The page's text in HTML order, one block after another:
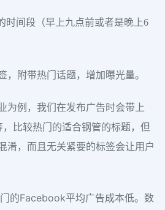
时间段（早上九点前或者是晚上6
，附带热门话题，增加曝光量。
为例，我们在发布广告时会带上
比较热门的适合钢管的标题，但
淆，而且无关紧要的标签会让用户
的Facebook平均广告成本低。数